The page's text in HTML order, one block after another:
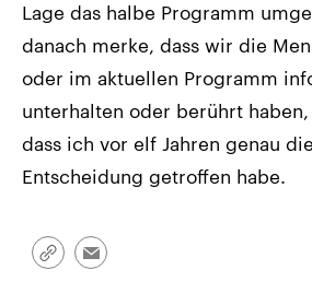
Lage das halbe Programm
danach merke, dass wir die
oder im aktuellen Programm
unterhalten oder berührt
dass ich vor elf Jahren genau
Entscheidung getroffen habe.
Link
Email